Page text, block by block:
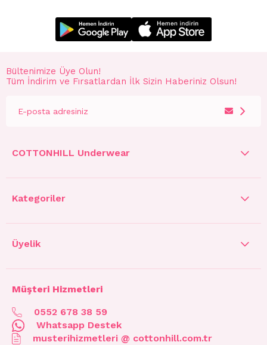
Bültenimize Üye Olun!
Tüm İndirim ve Fırsatlardan İlk Sizin Haberiniz Olsun!
COTTONHILL Underwear
Kategoriler
Üyelik
Müşteri Hizmetleri
0552 678 38 59
Whatsapp Destek
musterihizmetleri @ cottonhill.com.tr